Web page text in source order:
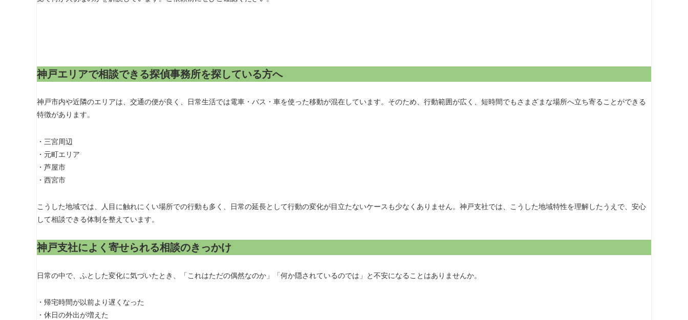
神戸エリアで相談できる探偵事務所を探している方へ
神戸市内や近隣のエリアは、交通の便が良く、日常生活では電車・バス・車を使った移動が混在しています。そのため、行動範囲が広く、短時間でもさまざまな場所へ立ち寄ることができる
特徴があります。
・三宮周辺
・元町エリア
・芦屋市
・西宮市
こうした地域では、人目に触れにくい場所での行動も多く、日常の延長として行動の変化が目立たないケースも少なくありません。神戸支社では、こうした地域特性を理解したうえで、安心
して相談できる体制を整えています。
神戸支社によく寄せられる相談のきっかけ
日常の中で、ふとした変化に気づいたとき、「これはただの偶然なのか」「何か隠されているのでは」と不安になることはありませんか。
・帰宅時間が以前より遅くなった
・休日の外出が増えた